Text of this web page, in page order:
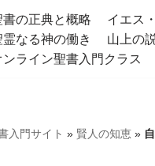
書の正典と概略 イエス
霊なる神の働き
山上の
ンライン聖書入門クラス
入門サイト » 賢人の知恵 »